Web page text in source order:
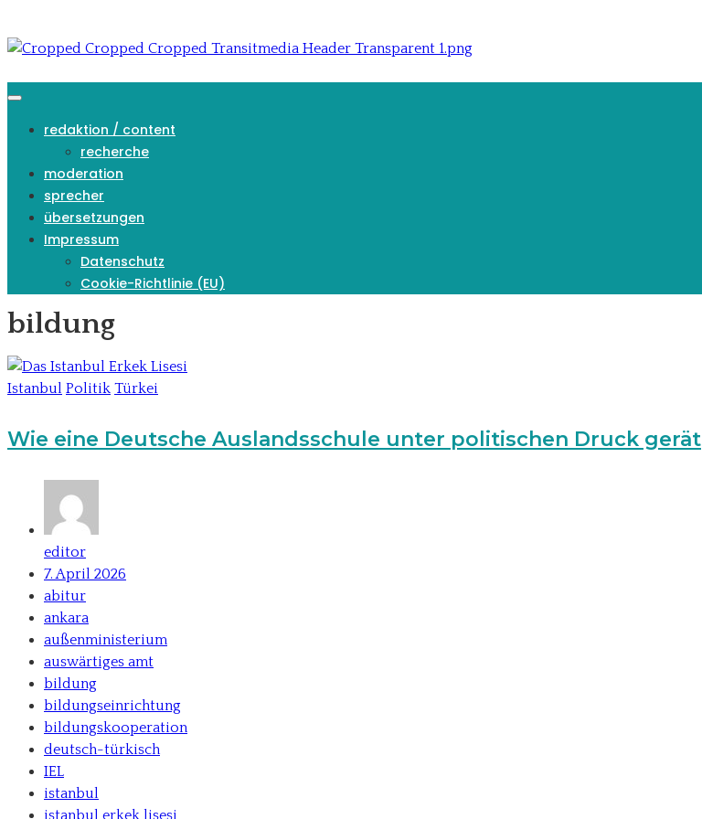
to
redaktion / content
recherche
moderation
sprecher
übersetzungen
Impressum
Datenschutz
Cookie-Richtlinie (EU)
bildung
Istanbul Politik Türkei
Wie eine Deutsche Auslandsschule unter politischen Druck gerät
editor
7. April 2026
abitur
ankara
außenministerium
auswärtiges amt
bildung
bildungseinrichtung
bildungskooperation
deutsch-türkisch
IEL
istanbul
istanbul erkek lisesi